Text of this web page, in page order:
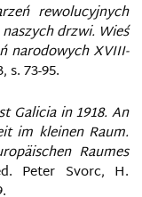
rewolucyjnych
drzwi. Wieś
narodowych XVIII-
s. 73-95.
Galicia in 1918.An
im kleinen Raum.
Raumes
Peter Svorc, H.